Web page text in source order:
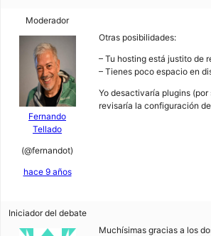
Moderador
Fernando
Tellado
(@fernandot)
hace 9 años
Otras posibilidades:
– Tu hosting está justito de
– Tienes poco espacio en
Yo desactivaría plugins
revisaría la configuración
Iniciador del debate
Muchísimas gracias a los